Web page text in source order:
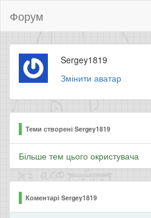
Форум
Sergey1819
Змінити аватар
Теми створені Sergey1819
Більше тем цього окристувача
Коментарі Sergey1819